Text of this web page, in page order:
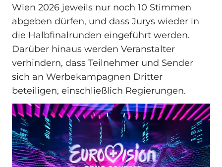
Wien 2026 jeweils nur noch 10 Stimmen
abgeben dürfen, und dass Jurys wieder in
die Halbfinalrunden eingeführt werden.
Darüber hinaus werden Veranstalter
verhindern, dass Teilnehmer und Sender
sich an Werbekampagnen Dritter
beteiligen, einschließlich Regierungen.